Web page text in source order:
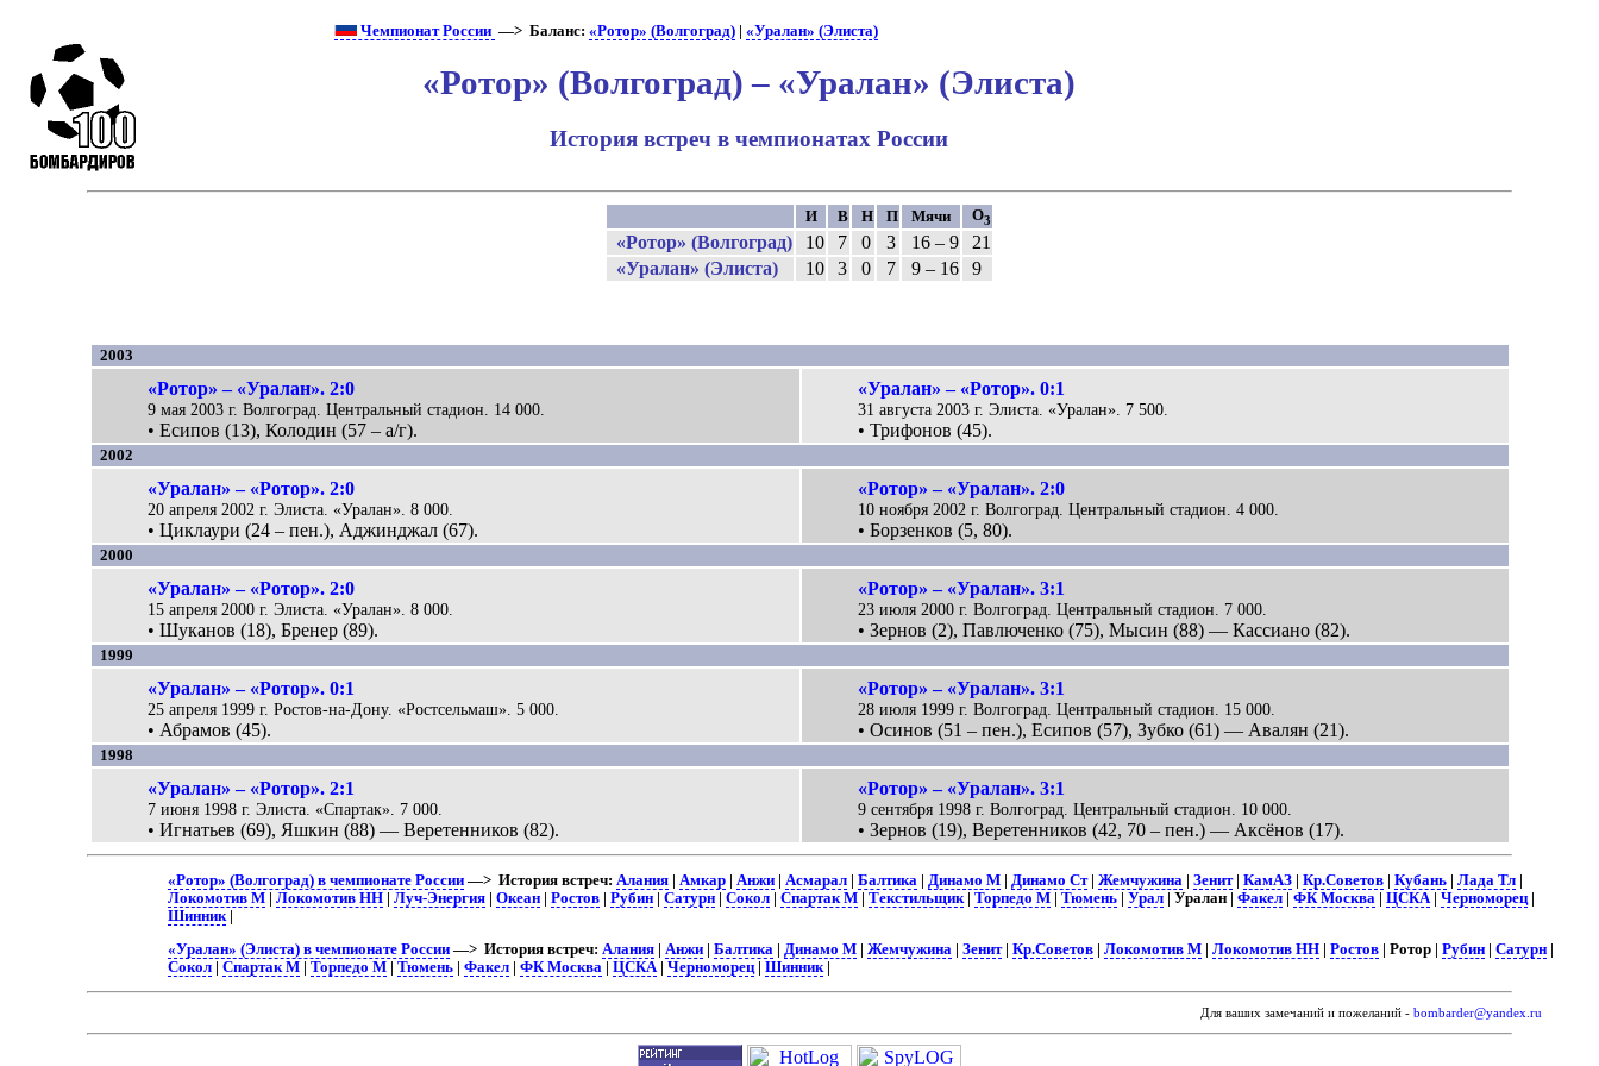
Чемпионат России —> Баланс: «Ротор» (Волгоград)| «Уралан» (Элиста)
«Ротор» (Волгоград) – «Уралан» (Элиста)
История встреч в чемпионатах России
И В Н П Мячи О3
«Ротор» (Волгоград) 10 7 0 3 16 – 9
21
«Уралан» (Элиста)
10 3 0 7 9 – 16 9
2003
«Ротор» – «Уралан». 2:0
9 мая 2003 г. Волгоград. Центральный стадион. 14 000.
• Есипов (13), Колодин (57 – а/г).
«Уралан» – «Ротор». 0:1
31 августа 2003 г. Элиста. «Уралан». 7 500.
• Трифонов (45).
2002
«Уралан» – «Ротор». 2:0
20 апреля 2002 г. Элиста. «Уралан». 8 000.
• Циклаури (24 – пен.), Аджинджал (67).
«Ротор» – «Уралан». 2:0
10 ноября 2002 г. Волгоград. Центральный стадион. 4 000.
• Борзенков (5, 80).
2000
«Уралан» – «Ротор». 2:0
15 апреля 2000 г. Элиста. «Уралан». 8 000.
• Шуканов (18), Бренер (89).
«Ротор» – «Уралан». 3:1
23 июля 2000 г. Волгоград. Центральный стадион. 7 000.
• Зернов (2), Павлюченко (75), Мысин (88) — Кассиано (82).
1999
«Уралан» – «Ротор». 0:1
25 апреля 1999 г. Ростов-на-Дону. «Ростсельмаш». 5 000.
• Абрамов (45).
«Ротор» – «Уралан». 3:1
28 июля 1999 г. Волгоград. Центральный стадион. 15 000.
• Осинов (51 – пен.), Есипов (57), Зубко (61) — Авалян (21).
1998
«Уралан» – «Ротор». 2:1
7 июня 1998 г. Элиста. «Спартак». 7 000.
• Игнатьев (69), Яшкин (88) — Веретенников (82).
«Ротор» – «Уралан». 3:1
9 сентября 1998 г. Волгоград. Центральный стадион. 10 000.
• Зернов (19), Веретенников (42, 70 – пен.) — Аксёнов (17).
«Ротор» (Волгоград) в чемпионате России—> История встреч: Алания| Амкар| Анжи| Асмарал| Балтика | Динамо М| Динамо Ст| Жемчужина | Зенит| КамАЗ| Кр.Советов| Кубань| Лада Тл|
Локомотив М| Локомотив НН| Луч-Энергия| Океан| Ростов| Рубин| Сатурн| Сокол| Спартак М| Текстильщик| Торпедо М| Тюмень| Урал| Уралан | Факел| ФК Москва | ЦСКА| Черноморец|
Шинник|
«Уралан» (Элиста) в чемпионате России—> История встреч: Алания| Анжи| Балтика | Динамо М| Жемчужина | Зенит| Кр.Советов| Локомотив М| Локомотив НН| Ростов| Ротор | Рубин| Сатурн|
Сокол| Спартак М| Торпедо М| Тюмень| Факел| ФК Москва | ЦСКА| Черноморец| Шинник|
Для ваших замечаний и пожеланий - bombarder@yandex.ru